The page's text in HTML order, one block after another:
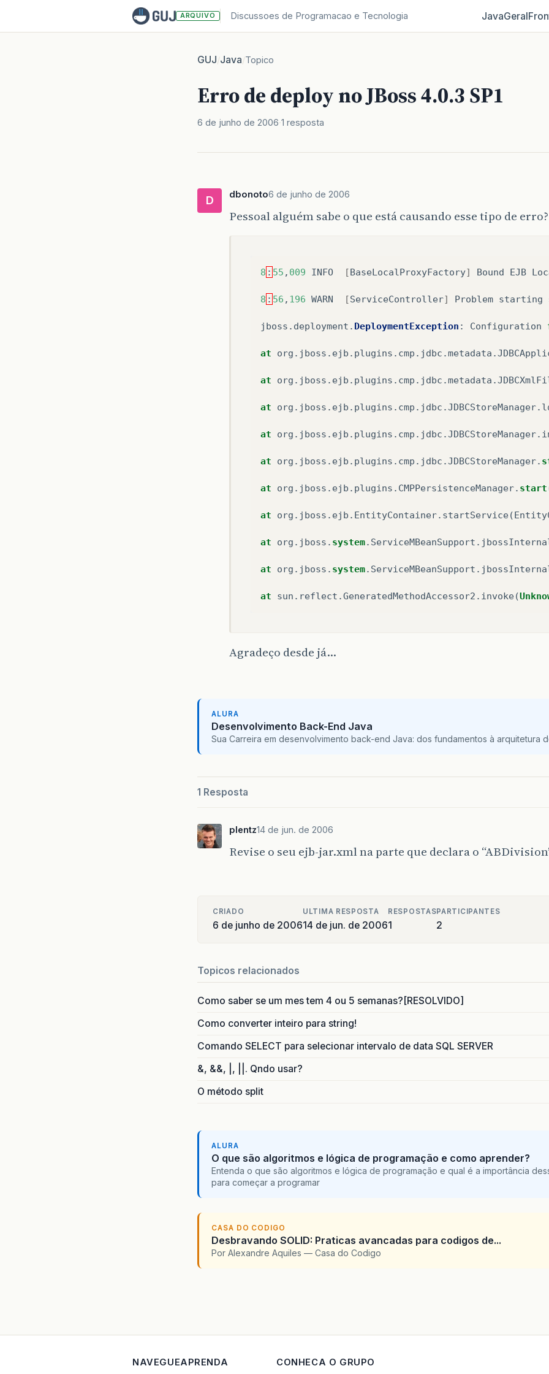
ARQUIVO Discussoes de Programacao e Tecnologia JavaGeral
GUJ/Java/Topico
Erro de deploy no JBoss 4.0.3 SP1
6 de junho de 2006 1 resposta
D dbonoto6 de junho de 2006
Pessoal alguém sabe o que está causando esse tipo de erro?
8 : 55 , 009 INFO [BaseLocalProxyFactory] Bound EJB
8 : 56 , 196 WARN [ServiceController] Problem starting
jboss . deployment . DeploymentException : Configuration
at org . jboss . ejb . plugins . cmp . jdbc .metadata .
at org . jboss . ejb . plugins . cmp . jdbc .metadata .
at org . jboss . ejb . plugins . cmp . jdbc .JDBCStoreManager.
at org . jboss . ejb . plugins . cmp . jdbc .JDBCStoreManager.
at org . jboss . ejb . plugins . cmp . jdbc .JDBCStoreManager.
at org . jboss . ejb . plugins . CMPPersistenceManager. start
at org . jboss . ejb . EntityContainer. startService(
at org . jboss . system. ServiceMBeanSupport .
at org . jboss . system. ServiceMBeanSupport .
at sun . reflect .GeneratedMethodAccessor2 . invoke(
Agradeço desde já…
ALURA
Desenvolvimento Back-End Java
Sua Carreira em desenvolvimento back-end Java: dos fundamentos à arquitetura
1 Resposta
plentz14 de jun. de 2006
Revise o seu ejb-jar.xml na parte que declara o
CRIADO
6 de junho de 2006
ULTIMA RESPOSTA
14 de jun. de 2006
RESPOSTAS
1
PARTICIPANTES
2
Topicos relacionados
Como saber se um mes tem 4 ou 5 semanas?[RESOLVIDO]
Como converter inteiro para string!
Comando SELECT para selecionar intervalo de data SQL SERVER
&, &&, |, ||. Qndo usar?
O método split
ALURA
O que são algoritmos e lógica de programação e como aprender?
Entenda o que são algoritmos e lógica de programação e qual é a importância
para começar a programar
CASA DO CODIGO
Desbravando SOLID: Praticas avancadas para codigos de...
Por Alexandre Aquiles — Casa do Codigo
NAVEGUEAPRENDA CONHECA O GRUPO